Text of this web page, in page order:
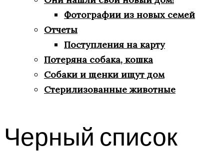
Фотографии из новых семей
Отчеты
Поступления на карту
Потеряна собака, кошка
Собаки и щенки ищут дом
Стерилизованные животные
Черный список